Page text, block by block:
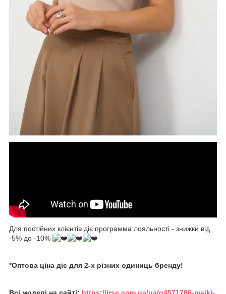
Для постійних клієнтів діє программа лояльності - знижки від
-5% до -10%
*Оптова ціна діє для 2-х різних одиниць бренду!
Всі моделі на сайті: https://irse.com.ua/ua/g4571786-majki-